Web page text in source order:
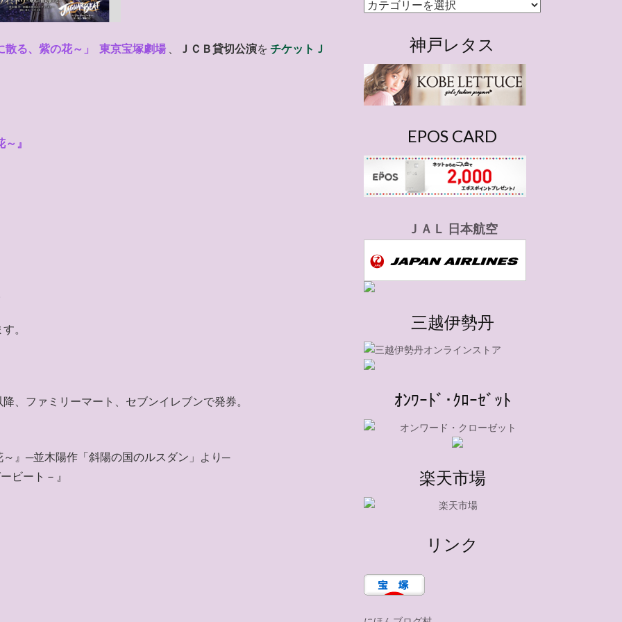
る、紫の花～」 東京宝塚劇場 、 ＪＣＢ貸切公演を チケットＪ
～』
。
、ファミリーマート、セブンイレブンで発券。
』─並木陽作「斜陽の国のルスダン」より─
ビート－』
カ
ー
神戸レタス
EPOS CARD
ＪＡＬ 日本航空
三越伊勢丹
ｵﾝﾜｰﾄﾞ･ｸﾛｰｾﾞｯﾄ
楽天市場
リンク